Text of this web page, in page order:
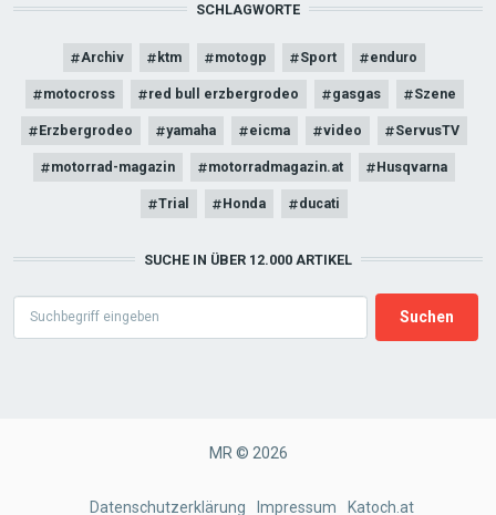
SCHLAGWORTE
Archiv ktm motogp Sport enduro
motocross red bull erzbergrodeo gasgas Szene
Erzbergrodeo yamaha eicma video ServusTV
motorrad-magazin motorradmagazin.at Husqvarna
Trial Honda ducati
SUCHE IN ÜBER 12.000 ARTIKEL
MR © 2026
Datenschutzerklärung Impressum Katoch.at